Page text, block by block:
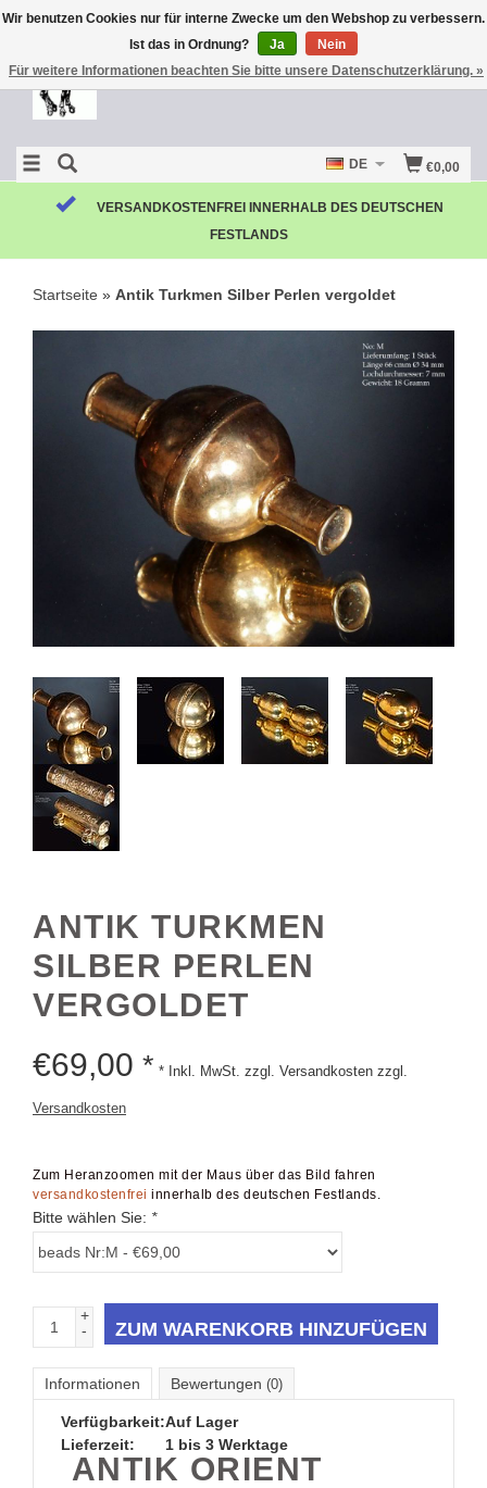
€0,00
DE
VERSANDKOSTENFREI INNERHALB DES DEUTSCHEN
FESTLANDS
Startseite » Antik Turkmen Silber Perlen vergoldet
ANTIK TURKMEN
SILBER PERLEN
VERGOLDET
€69,00 * * Inkl. MwSt. zzgl. Versandkosten zzgl.
Versandkosten
Zum Heranzoomen mit der Maus über das Bild fahren
versandkostenfrei innerhalb des deutschen Festlands.
Bitte wählen Sie: *
+
-
ZUM WARENKORB HINZUFÜGEN
Informationen Bewertungen (0)
Verfügbarkeit:Auf Lager
Lieferzeit:
1 bis 3 Werktage
ANTIK ORIENT
Wir benutzen Cookies nur für interne Zwecke um den Webshop zu verbessern.
Ist das in Ordnung?
Ja
Nein
Für weitere Informationen beachten Sie bitte unsere Datenschutzerklärung. »